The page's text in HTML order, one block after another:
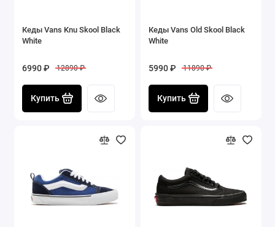
Кеды Vans Knu Skool Black
White
6990 ₽ 12890 ₽
Купить
Кеды Vans Old Skool Black
White
5990 ₽ 11890 ₽
Купить